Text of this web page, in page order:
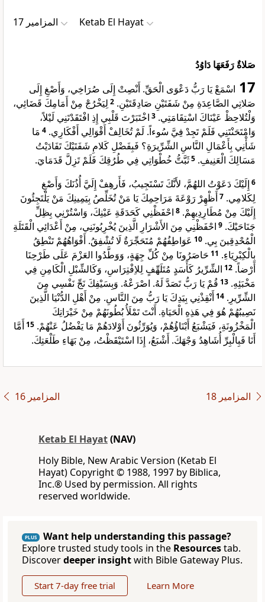
ﺍﻟﻤﺰﺍﻣﻴﺮ 17 Ketab El Hayat
صَلاةٌ رَفَعَهَا دَاوُدُ
17 اسْمَعْ يَا رَبُّ دَعْوَى الْحَقِّ. أَنْصِتْ إِلَى صُرَاخِي، وَأَصْغِ إِلَى
صَلاتِي الصَّاعِدَةِ مِنْ شَفَتَيْنِ صَادِقَتَيْنِ. 2 لِيَخْرُجْ مِنْ أَمَامِكَ قَضَائِي،
وَلْتُلاحِظْ عَيْنَاكَ اسْتِقَامَتِي. 3 اخْتَبَرْتَ قَلْبِي إِذِ افْتَقَدْتَنِي لَيْلاً،
وَامْتَحَنْتَنِي فَلَمْ تَجِدْ فِيَّ سُوءاً. لَمْ تُخَالِفْ أَقْوَالِي أَفْكَارِي. 4 مَا
شَأْنِي بِأَعْمَالِ النَّاسِ الشِّرِّيرَةِ؟ فَبِفَضْلِ كَلامِ شَفَتَيْكَ تَفَادَيْتُ
مَسَالِكَ الْعَنِيفِ. 5ثَبَّتُّ خُطْوَاتِي فِي طُرُقِكَ فَلَمْ تَزِلَّ قَدَمَايَ.
6 إِلَيْكَ دَعَوْتُ اللهُمَّ، لأَنَّكَ تَسْتَجِيبُ، فَأَرهِفْ إِلَيَّ أُذُنَكَ وَأَصْغِ
لِكَلامِي. 7أَظْهِرْ رَوْعَةَ مَرَاحِمِكَ يَا مَنْ تُخَلِّصُ بِيَمِينِكَ مَنْ يَلْتَجِئُونَ
إِلَيْكَ مِنْ مُطَارِدِيهِمْ. 8 احْفَظْنِي كَحَدَقَةِ عَيْنِكَ، وَاسْتُرْنِي بِظِلِّ
جَنَاحَيْكَ. 9 احْفَظْنِي مِنَ الأَشْرَارِ الَّذِينَ يُخْرِبُونَنِي، مِنْ أَعْدَائِي الْقَتَلَةِ
الْمُحْدِقِينَ بِي. 10 عَوَاطِفُهُمْ مُتَحَجِّرَةٌ لَا تُشْفِقُ. أَفْوَاهُهُمْ تَنْطِقُ
بِالْكِبْرِيَاءِ. 11 حَاصَرُونَا مِنْ كُلِّ جِهَةٍ، وَوَطَّدُوا العَزْمَ عَلَى طَرْحِنَا
أَرْضاً. 12 الشِّرِّيرُ كَأَسَدٍ مُتَلَهِّفٍ لِلاِفْتِرَاسِ، وَكَالشِّبْلِ الْكَامِنِ فِي
مَخْبَئِهِ. 13 قُمْ يَا رَبُّ تَصَدَّ لَهُ. اصْرَعْهُ. وَبِسَيْفِكَ نَجِّ نَفْسِي مِنَ
الشِّرِّيرِ. 14أَنْقِذْنِي بِيَدِكَ يَا رَبُّ مِنَ النَّاسِ. مِنْ أَهْلِ الدُّنْيَا الَّذِينَ
نَصِيبُهُمْ هُوَ فِي هَذِهِ الْحَيَاةِ. أَنْتَ تَمْلَأُ بُطُونَهُمْ مِنْ خَيْرَاتِكَ
الْمَخْزُونَةِ، فَيَشْبَعُ أَبْنَاؤُهُمْ، وَيُوَرِّثُونَ أَوْلادَهُمْ مَا يَفْضُلُ عَنْهُمْ. 15أَمَّا
أَنَا فَبِالْبِرِّ أُشَاهِدُ وَجْهَكَ. أَشْبَعُ، إِذَا اسْتَيْقَظْتُ، مِنْ بَهَاءِ طَلْعَتِكَ.
ﺍﻟﻤﺰﺍﻣﻴﺮ 16 ﺍﻟﻤﺰﺍﻣﻴﺮ 18
Ketab El Hayat(NAV)
Holy Bible, New Arabic Version (Ketab El
Hayat) Copyright © 1988, 1997 by Biblica,
Inc.® Used by permission. All rights
reserved worldwide.
PLUS
Want help understanding this passage?
Explore trusted study tools in the Resourcestab.
Discoverdeeper insightwith Bible Gateway Plus.
Start 7-day free trial Learn More